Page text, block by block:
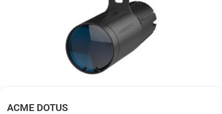
ACME DOTUS